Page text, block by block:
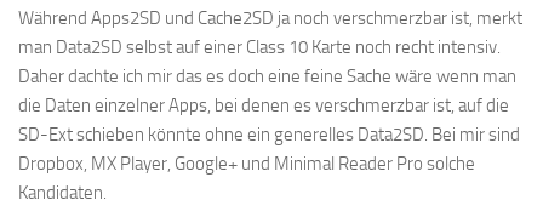
Während Apps2SD und Cache2SD ja noch verschmerzbar ist, merkt
man Data2SD selbst auf einer Class 10 Karte noch recht intensiv.
Daher dachte ich mir das es doch eine feine Sache wäre wenn man
die Daten einzelner Apps, bei denen es verschmerzbar ist, auf die
SD-Ext schieben könnte ohne ein generelles Data2SD. Bei mir sind
Dropbox, MX Player, Google+ und Minimal Reader Pro solche
Kandidaten.